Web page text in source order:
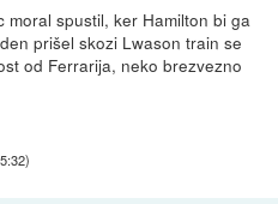
spustil, ker Hamilton bi ga
prišel skozi Lwason train se
od Ferrarija, neko brezvezno
)